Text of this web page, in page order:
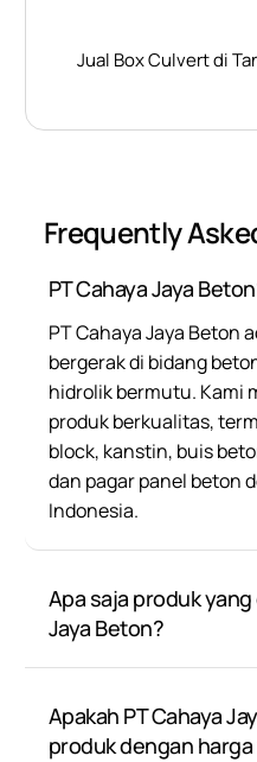
Jual Box Culvert di
Frequently
PT Cahaya Jaya
PT Cahaya Jaya Beton
bergerak di bidang
hidrolik bermutu. Kami
produk berkualitas,
block, kanstin, buis
dan pagar panel beton
Indonesia.
Apa saja produk
Jaya Beton?
Apakah PT Cahaya
produk dengan